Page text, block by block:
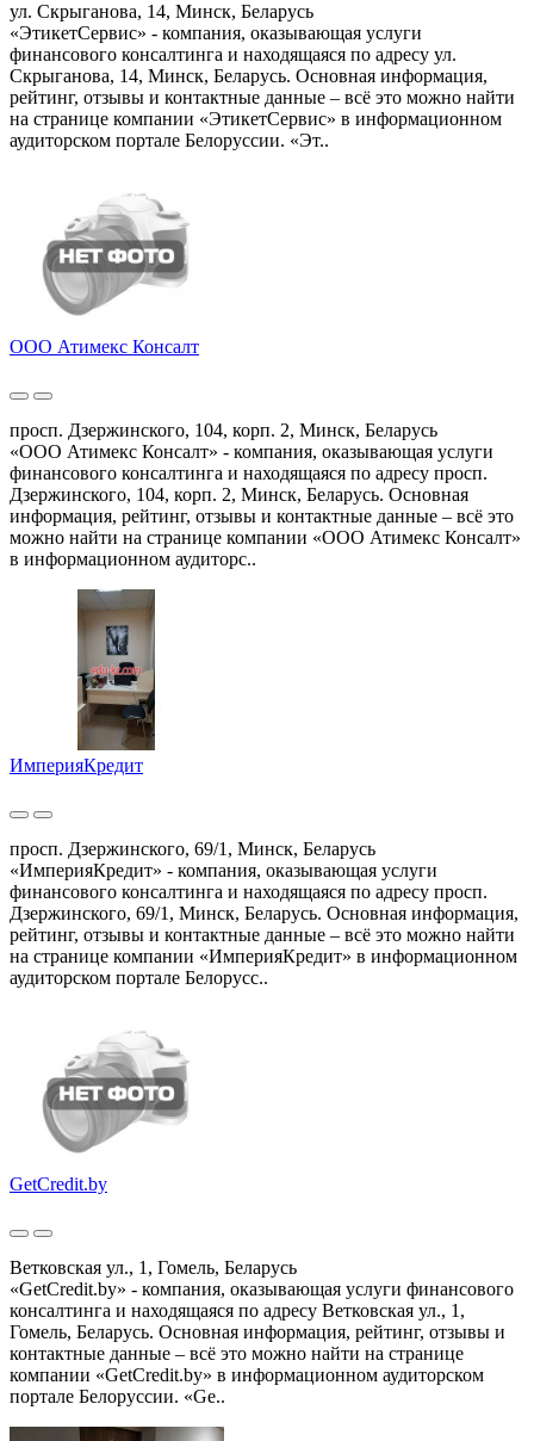
ул. Скрыганова, 14, Минск, Беларусь
«ЭтикетСервис» - компания, оказывающая услуги
финансового консалтинга и находящаяся по адресу ул.
Скрыганова, 14, Минск, Беларусь. Основная информация,
рейтинг, отзывы и контактные данные – всё это можно найти
на странице компании «ЭтикетСервис» в информационном
аудиторском портале Белоруссии. «Эт..
ООО Атимекс Консалт
просп. Дзержинского, 104, корп. 2, Минск, Беларусь
«ООО Атимекс Консалт» - компания, оказывающая услуги
финансового консалтинга и находящаяся по адресу просп.
Дзержинского, 104, корп. 2, Минск, Беларусь. Основная
информация, рейтинг, отзывы и контактные данные – всё это
можно найти на странице компании «ООО Атимекс Консалт»
в информационном аудиторс..
ИмперияКредит
просп. Дзержинского, 69/1, Минск, Беларусь
«ИмперияКредит» - компания, оказывающая услуги
финансового консалтинга и находящаяся по адресу просп.
Дзержинского, 69/1, Минск, Беларусь. Основная информация,
рейтинг, отзывы и контактные данные – всё это можно найти
на странице компании «ИмперияКредит» в информационном
аудиторском портале Белорусс..
GetCredit.by
Ветковская ул., 1, Гомель, Беларусь
«GetCredit.by» - компания, оказывающая услуги финансового
консалтинга и находящаяся по адресу Ветковская ул., 1,
Гомель, Беларусь. Основная информация, рейтинг, отзывы и
контактные данные – всё это можно найти на странице
компании «GetCredit.by» в информационном аудиторском
портале Белоруссии. «Ge..